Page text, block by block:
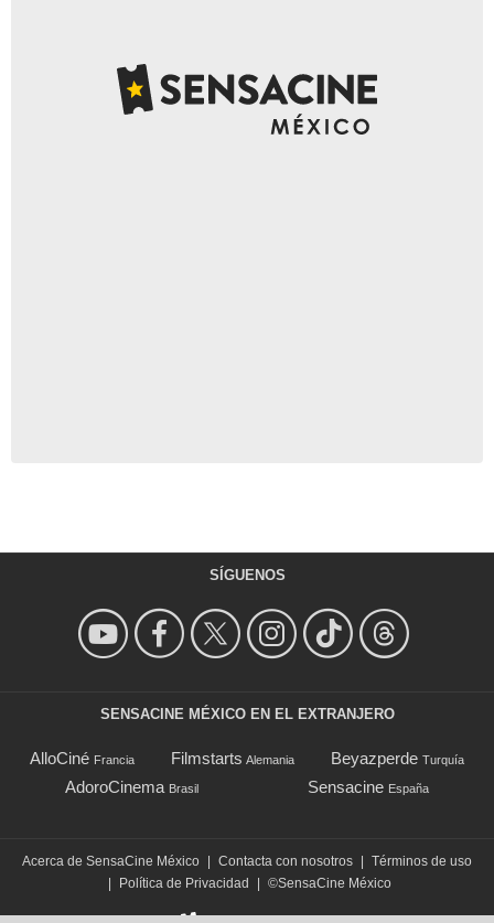
SÍGUENOS
SENSACINE MÉXICO EN EL EXTRANJERO
AlloCiné Francia Filmstarts Alemania Beyazperde Turquía
AdoroCinema Brasil Sensacine España
Acerca de SensaCine México Contacta con nosotros
Términos de uso
Política de Privacidad ©SensaCine México